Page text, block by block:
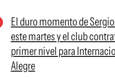
El duro momento de
este martes y el club
primer nivel para
Alegre